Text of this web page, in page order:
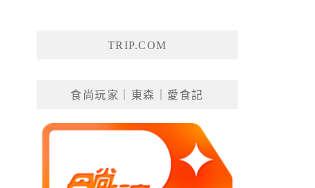
TRIP.COM
食尚玩家｜東森｜愛食記